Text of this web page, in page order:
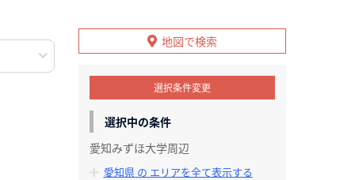
地図で検索
選択条件変更
選択中の条件
愛知みずほ大学周辺
愛知県 の エリアを全て表示する